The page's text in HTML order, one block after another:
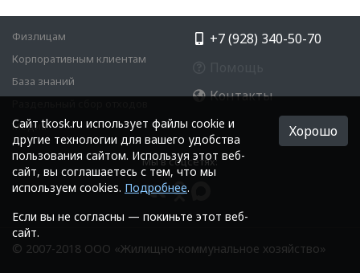
Физлицам
Корпоративным клиентам
База знаний
Медиа
+7 (928) 340-50-70
Контакты
Мы в соцсетях:
© 2007-2018 ООО «Жилищно-коммунальное хозяйство»
Cайт tkosk.ru использует файлы cookie и
другие технологии для вашего удобства
пользования сайтом. Используя этот веб-
сайт, вы соглашаетесь с тем, что мы
используем cookies. Подробнее.
Если вы не согласны — покиньте этот веб-
сайт.
Хорошо